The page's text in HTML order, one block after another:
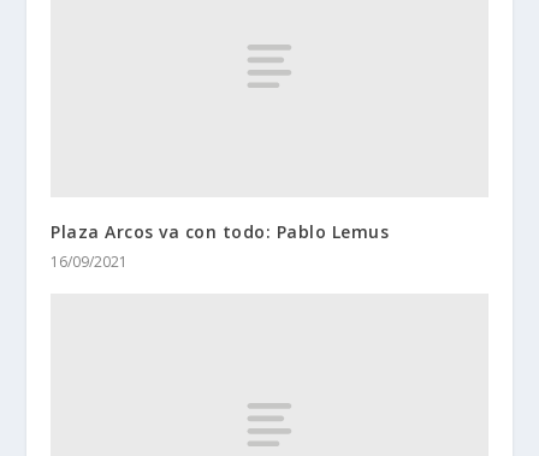
Plaza Arcos va con todo: Pablo Lemus
16/09/2021